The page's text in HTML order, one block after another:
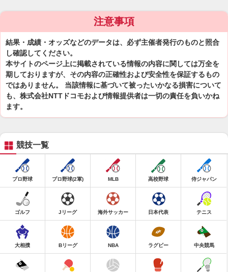
注意事項
結果・成績・オッズなどのデータは、必ず主催者発行のものと照合
し確認してください。
本サイトのページ上に掲載されている情報の内容に関しては万全を
期しておりますが、その内容の正確性および安全性を保証するもの
ではありません。 当該情報に基づいて被ったいかなる損害について
も、株式会社NTTドコモおよび情報提供者は一切の責任を負いかね
ます。
競技一覧
プロ野球 プロ野球(2軍) MLB 高校野球 侍ジャパン
ゴルフ Jリーグ 海外サッカー 日本代表 テニス
大相撲 Bリーグ NBA ラグビー 中央競馬